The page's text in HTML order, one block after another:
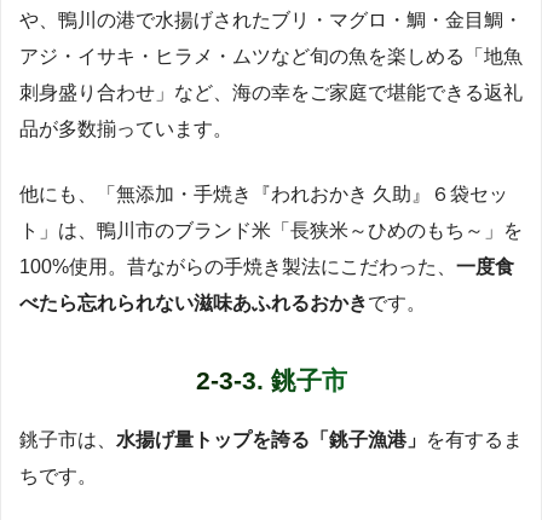
や、鴨川の港で水揚げされたブリ・マグロ・鯛・金目鯛・
アジ・イサキ・ヒラメ・ムツなど旬の魚を楽しめる「地魚
刺身盛り合わせ」など、海の幸をご家庭で堪能できる返礼
品が多数揃っています。
他にも、「無添加・手焼き『われおかき 久助』６袋セッ
ト」は、鴨川市のブランド米「長狭米～ひめのもち～」を
100%使用。昔ながらの手焼き製法にこだわった、 一度食
べたら忘れられない滋味あふれるおかきです。
2-3-3. 銚子市
銚子市は、 水揚げ量トップを誇る「銚子漁港」 を有するま
ちです。